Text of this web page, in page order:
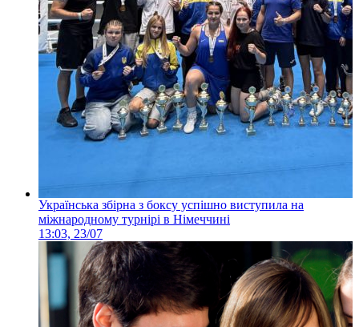
Українська збірна з боксу успішно виступила на
міжнародному турнірі в Німеччині
13:03, 23/07